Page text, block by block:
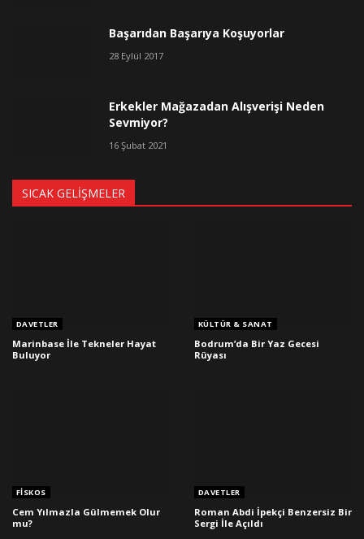
Başarıdan Başarıya Koşuyorlar
28 Eylül 2017
Erkekler Mağazadan Alışverişi Neden
Sevmiyor?
16 Şubat 2021
SICAK GELIŞMELER
DAVETLER
Marinbase İle Tekneler Hayat
Buluyor
KÜLTÜR & SANAT
Bodrum’da Bir Yaz Gecesi
Rüyası
FISKOS
Cem Yılmazla Gülmemek Olur
mu?
DAVETLER
Roman Abdi İpekçi Benzersiz Bir
Sergi İle Açıldı